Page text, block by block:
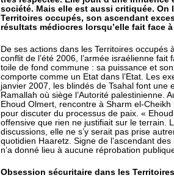
société. Mais elle est aussi critiquée.
Territoires occupés, son ascendant
résultats médiocres lorsqu’elle fait face
De ses actions dans les Territoires
conflit de l’été 2006, l’armée israélienne
toile de fond commune : sa puissance et
comporte comme un Etat dans l’Etat. Les
janvier 2007, les blindés de Tsahal font une
Ramallah où siège l’Autorité palestinienne.
Ehoud Olmert, rencontre à Sharm el-
pour discuter du processus de paix. «
offensive que rien ne justifiait sur le terrain.
discussions, elle ne s’y serait pas prise
quotidien Haaretz. Signe de l’ascendant
n’a donné lieu à aucune réprobation
Obsession sécuritaire dans les